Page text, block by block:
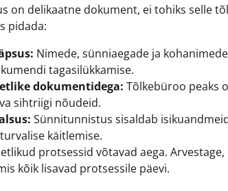
on delikaatne dokument, ei tohiks selle
pidada:
Nimede, sünniaegade ja
tagasilükkamise.
dokumentidega: Tõlkebüroo peaks
sihtriigi nõudeid.
Sünnitunnistus sisaldab
käitlemise.
protsessid võtavad aega.
kõik lisavad protsessile päevi.